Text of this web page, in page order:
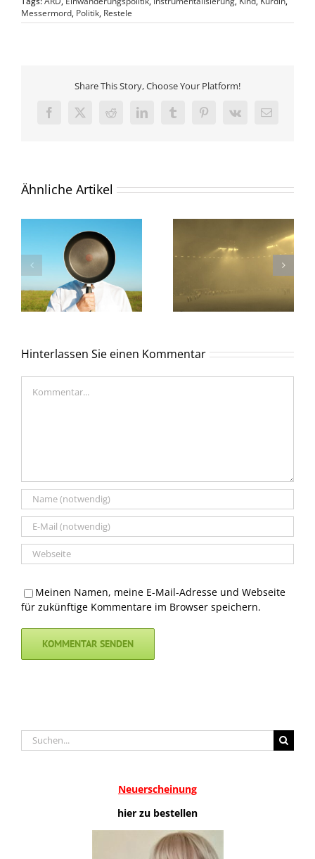
Messermord, Politik, Restele
Share This Story, Choose Your Platform!
Facebook
X RedditLinkedInTumblrPinterest
Vk
E-
Ähnliche Artikel
Hinterlassen Sie einen Kommentar
Meinen Namen, meine E-Mail-Adresse und Webseite
für zukünftige Kommentare im Browser speichern.
Suche
nach:
Neuerscheinung
hier zu bestellen